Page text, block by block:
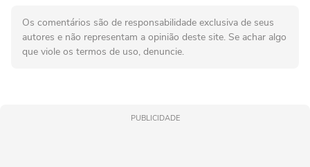
Os comentários são de responsabilidade exclusiva de seus
autores e não representam a opinião deste site. Se achar algo
que viole os termos de uso, denuncie.
PUBLICIDADE